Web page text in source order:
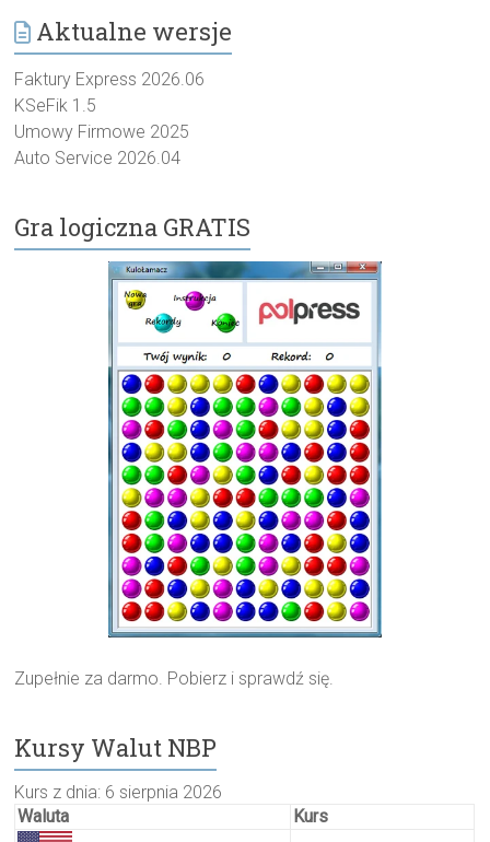
Aktualne wersje
Faktury Express 2026.06
KSeFik 1.5
Umowy Firmowe 2025
Auto Service 2026.04
Gra logiczna GRATIS
Zupełnie za darmo. Pobierz i sprawdź się.
Kursy Walut NBP
Kurs z dnia: 6 sierpnia 2026
Waluta
Kurs